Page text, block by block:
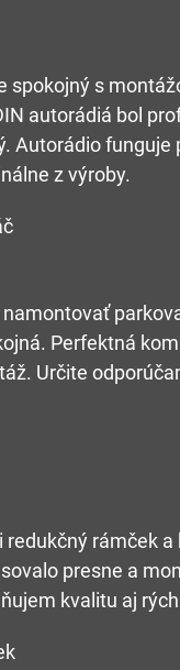
spokojný s
autorádiá bol
Autorádio funguje
z výroby.
Perfektná
Určite
redukčný rámček a
presne a
kvalitu aj